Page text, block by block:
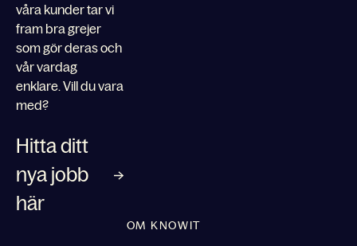
våra kunder tar vi
fram bra grejer
som gör deras och
vår vardag
enklare. Vill du vara
med?
Hitta ditt
nya jobb
här
OM KNOWIT